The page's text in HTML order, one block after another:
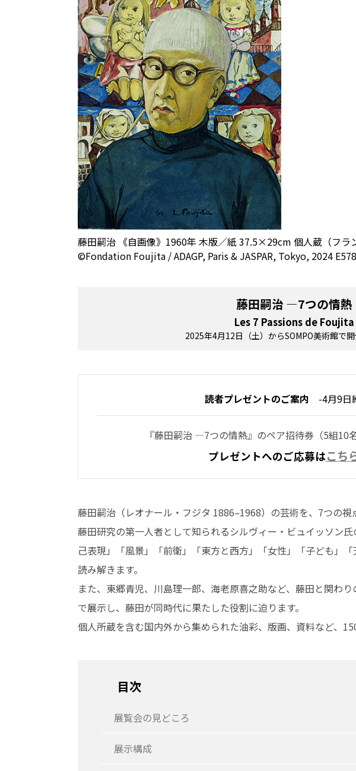
藤田嗣治 《自画像》1960年 木版／紙 37.5×29cm 個人蔵（フラ
©Fondation Foujita / ADAGP, Paris & JASPAR, Tokyo, 2024
藤田嗣治 ―7つの情熱
Les 7 Passions de Foujita
2025年4月12日（土）からSOMPO美術館で開
読者プレゼントのご案内 -4月9日
『藤田嗣治 ―7つの情熱』のペア招待券（5組10
プレゼントへのご応募はこち
藤田嗣治（レオナール・フジタ 1886–1968）の芸術を、7つの視
藤田研究の第一人者として知られるシルヴィー・ビュイッソン
己表現」「風景」「前衛」「東方と西方」「女性」「子ども」
読み解きます。
また、東郷青児、川島理一郎、海老原喜之助など、藤田と関わ
で展示し、藤田が同時代に果たした役割に迫ります。
個人所蔵を含む国内外から集められた油彩、版画、資料など、
目次
展覧会の見どころ
展示構成